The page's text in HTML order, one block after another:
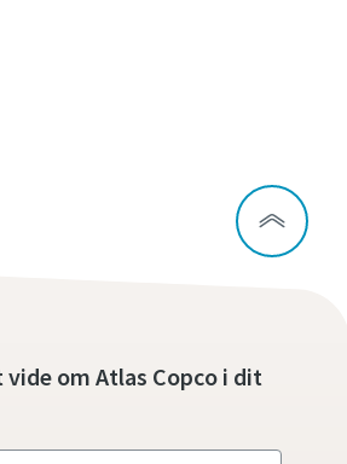
vide om Atlas Copco i dit